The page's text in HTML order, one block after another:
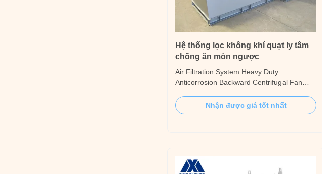
Hệ thống lọc không khí quạt ly tâm
chống ăn mòn ngược
Air Filtration System Heavy Duty
Anticorrosion Backward Centrifugal Fan
centrifugal fan with a total internal pressure
efficiency of 90.5% specially designed to be
Nhận được giá tốt nhất